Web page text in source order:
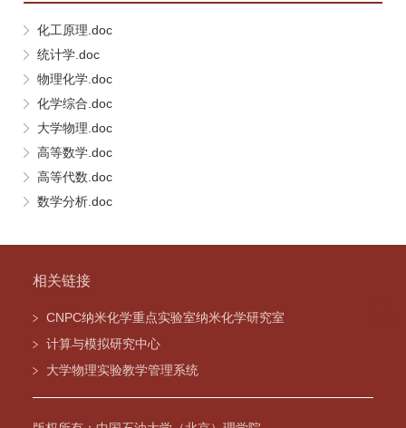
化工原理.doc
统计学.doc
物理化学.doc
化学综合.doc
大学物理.doc
高等数学.doc
高等代数.doc
数学分析.doc
相关链接
CNPC纳米化学重点实验室纳米化学研究室
计算与模拟研究中心
大学物理实验教学管理系统